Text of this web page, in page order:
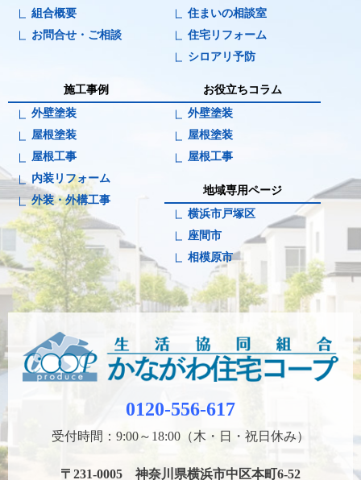
組合概要
お問合せ・ご相談
住まいの相談室
住宅リフォーム
シロアリ予防
施工事例
外壁塗装
屋根塗装
屋根工事
内装リフォーム
外装・外構工事
お役立ちコラム
外壁塗装
屋根塗装
屋根工事
地域専用ページ
横浜市戸塚区
座間市
相模原市
0120-556-617
受付時間：9:00～18:00（木・日・祝日休み）
〒231-0005 神奈川県横浜市中区本町6-52